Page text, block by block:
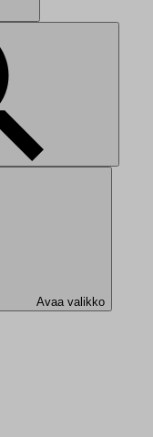
Avaa valikko